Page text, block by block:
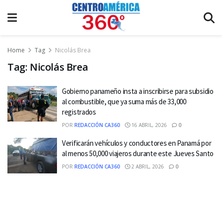
Home Tag Nicolás Brea
Tag: Nicolás Brea
Gobierno panameño insta a inscribirse para subsidio
al combustible, que ya suma más de 33,000
registrados
POR REDACCIÓN CA360 16 ABRIL, 2026 0
Verificarán vehículos y conductores en Panamá por
al menos 50,000 viajeros durante este Jueves Santo
POR REDACCIÓN CA360 2 ABRIL, 2026 0